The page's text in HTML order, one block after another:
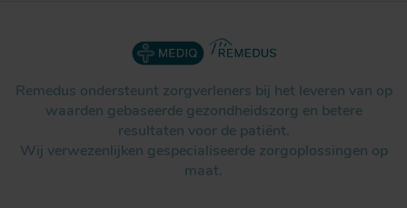
Remedus ondersteunt zorgverleners bij het leveren van op
waarden gebaseerde gezondheidszorg en betere
resultaten voor de patiënt.
Wij verwezenlijken gespecialiseerde zorgoplossingen op
maat.